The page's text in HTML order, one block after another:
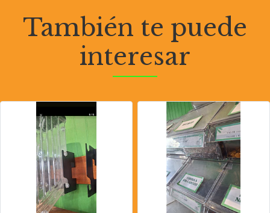
También te puede
interesar